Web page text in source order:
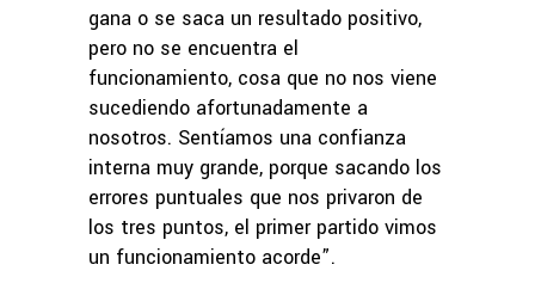
gana o se saca un resultado positivo,
pero no se encuentra el
funcionamiento, cosa que no nos viene
sucediendo afortunadamente a
nosotros. Sentíamos una confianza
interna muy grande, porque sacando los
errores puntuales que nos privaron de
los tres puntos, el primer partido vimos
un funcionamiento acorde”.